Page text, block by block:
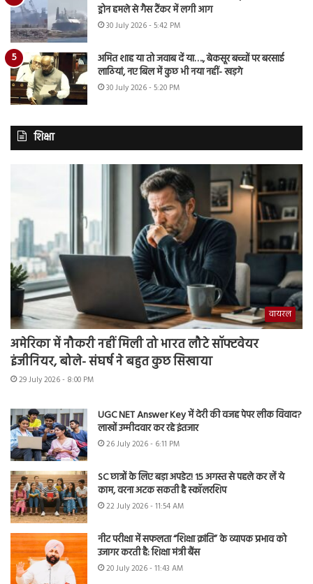
ड्रोन हमले से गैस टैंकर में लगी आग
30 July 2026 - 5:42 PM
अमित शाह या तो जवाब दें या…., बेकसूर बच्चों पर बरसाई
लाठियां, नए बिल में कुछ भी नया नहीं- खड़गे
30 July 2026 - 5:20 PM
शिक्षा
वायरल
अमेरिका में नौकरी नहीं मिली तो भारत लौटे सॉफ्टवेयर
इंजीनियर, बोले- संघर्ष ने बहुत कुछ सिखाया
29 July 2026 - 8:00 PM
UGC NET Answer Key में देरी की वजह पेपर लीक विवाद?
लाखों उम्मीदवार कर रहे इंतजार
26 July 2026 - 6:11 PM
SC छात्रों के लिए बड़ा अपडेट! 15 अगस्त से पहले कर लें ये
काम, वरना अटक सकती है स्कॉलरशिप
22 July 2026 - 11:54 AM
नीट परीक्षा में सफलता “शिक्षा क्रांति” के व्यापक प्रभाव को
उजागर करती है: शिक्षा मंत्री बैंस
20 July 2026 - 11:43 AM